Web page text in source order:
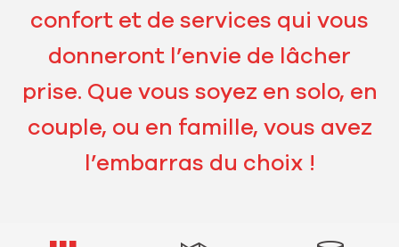
confort et de services qui vous
donneront l’envie de lâcher
prise. Que vous soyez en solo, en
couple, ou en famille, vous avez
l’embarras du choix !